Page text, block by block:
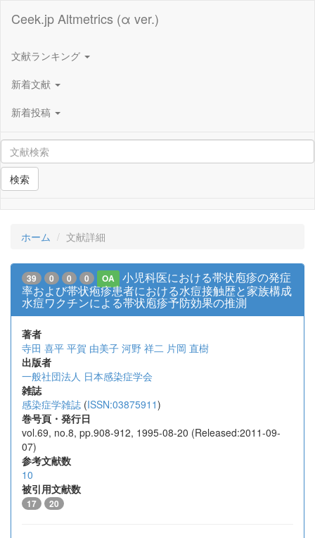
Ceek.jp Altmetrics (α ver.)
文献ランキング
新着文献
新着投稿
検索
ホーム 文献詳細
39 0 0 0 OA
小児科医における帯状庖疹の発症
率および帯状疱疹患者における水痘接触歴と家族構成
水痘ワクチンによる帯状庖疹予防効果の推測
著者
寺田 喜平 平賀 由美子 河野 祥二 片岡 直樹
出版者
一般社団法人 日本感染症学会
雑誌
感染症学雑誌 (ISSN:03875911)
巻号頁・発行日
vol.69, no.8, pp.908-912, 1995-08-20 (Released:2011-09-
07)
参考文献数
10
被引用文献数
17 20